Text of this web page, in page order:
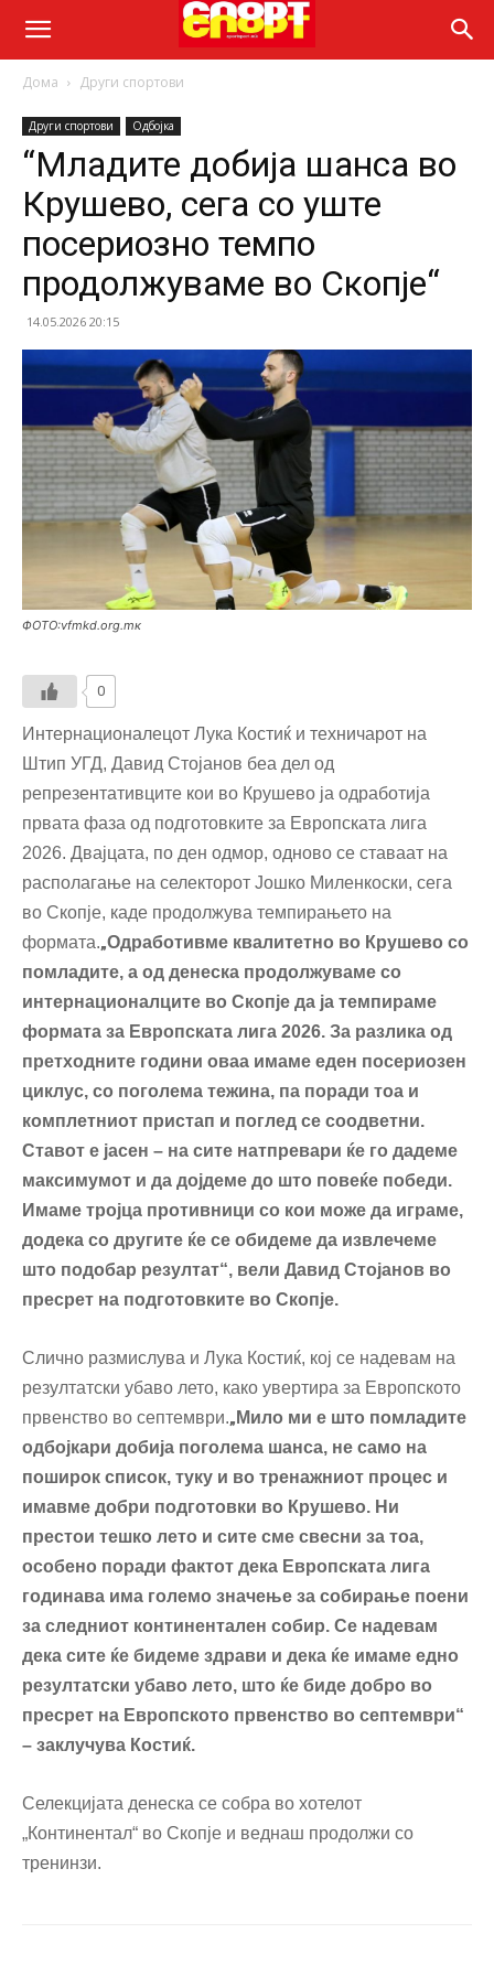
Дома Други спортови
Други спортови Одбојка
“Младите добија шанса во
Крушево, сега со уште
посериозно темпо
продолжуваме во Скопје“
14.05.2026 20:15
ФОТО:vfmkd.org.mк
0
Интернационалецот Лука Костиќ и техничарот на
Штип УГД, Давид Стојанов беа дел од
репрезентативците кои во Крушево ја одработија
првата фаза од подготовките за Европската лига
2026. Двајцата, по ден одмор, одново се ставаат на
располагање на селекторот Јошко Миленкоски, сега
во Скопје, каде продолжува темпирањето на
формата.„Одработивме квалитетно во Крушево со
помладите, а од денеска продолжуваме со
интернационалците во Скопје да ја темпираме
формата за Европската лига 2026. За разлика од
претходните години оваа имаме еден посериозен
циклус, со поголема тежина, па поради тоа и
комплетниот пристап и поглед се соодветни.
Ставот е јасен – на сите натпревари ќе го дадеме
максимумот и да дојдеме до што повеќе победи.
Имаме тројца противници со кои може да играме,
додека со другите ќе се обидеме да извлечеме
што подобар резултат“, вели Давид Стојанов во
пресрет на подготовките во Скопје.
Слично размислува и Лука Костиќ, кој се надевам на
резултатски убаво лето, како увертира за Европското
првенство во септември.„ Мило ми е што помладите
одбојкари добија поголема шанса, не само на
поширок список, туку и во тренажниот процес и
имавме добри подготовки во Крушево. Ни
престои тешко лето и сите сме свесни за тоа,
особено поради фактот дека Европската лига
годинава има големо значење за собирање поени
за следниот континентален собир. Се надевам
дека сите ќе бидеме здрави и дека ќе имаме едно
резултатски убаво лето, што ќе биде добро во
пресрет на Европското првенство во септември“
– заклучува Костиќ.
Селекцијата денеска се собра во хотелот
„Континентал“ во Скопје и веднаш продолжи со
тренинзи.